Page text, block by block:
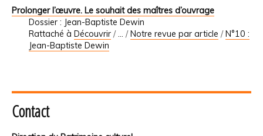
Prolonger l’œuvre. Le souhait des maîtres d’ouvrage
Dossier : Jean-Baptiste Dewin
Rattaché à Découvrir /… /Notre revue par article /N°10 :
Jean-Baptiste Dewin
Contact